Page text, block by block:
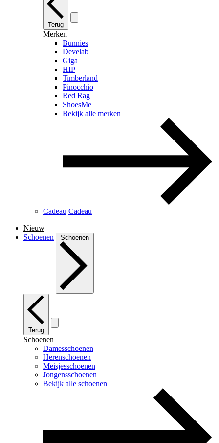
Terug
Merken
Bunnies
Develab
Giga
HIP
Timberland
Pinocchio
Red Rag
ShoesMe
Bekijk alle merken
Cadeau Cadeau
Nieuw
Schoenen
Schoenen
Terug
Schoenen
Damesschoenen
Herenschoenen
Meisjesschoenen
Jongensschoenen
Bekijk alle schoenen